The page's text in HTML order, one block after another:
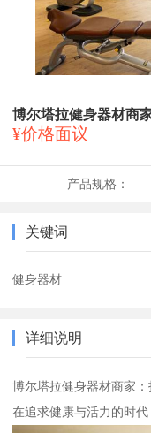
博尔塔拉健身器材商
¥价格面议
产品规格：
关键词
健身器材
详细说明
博尔塔拉健身器材商家
在追求健康与活力的时